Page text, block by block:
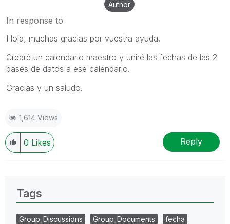
Author
In response to
Hola, muchas gracias por vuestra ayuda.
Crearé un calendario maestro y uniré las fechas de las 2
bases de datos a ese calendario.
Gracias y un saludo.
1,614 Views
0 Likes Reply
Tags
Group_Discussions Group_Documents
fecha